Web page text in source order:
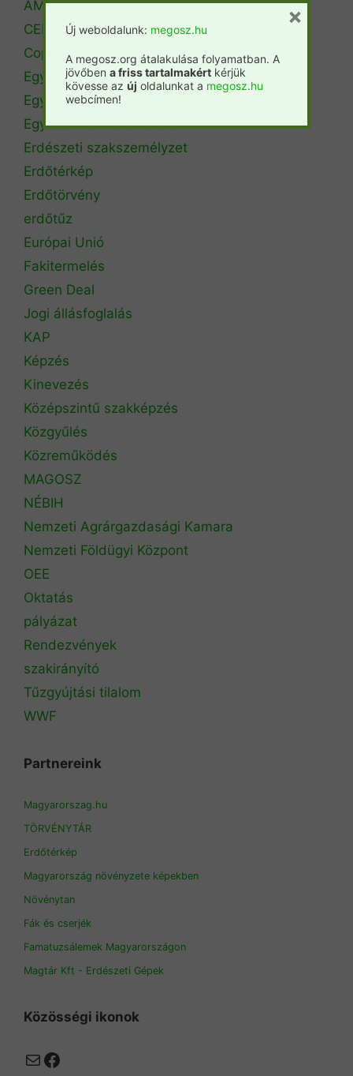
AM Erdőrendezési Főosztály
CEPF
Copa Cogeca
Egyéb
Egyetemi hírek
Egyetemi szintű oktatás
Erdészeti szakszemélyzet
Erdőtérkép
Erdőtörvény
erdőtűz
Európai Unió
Fakitermelés
Green Deal
Jogi állásfoglalás
KAP
Képzés
Kinevezés
Középszintű szakképzés
Közgyűlés
Közreműködés
MAGOSZ
NÉBIH
Nemzeti Agrárgazdasági Kamara
Nemzeti Földügyi Központ
OEE
Oktatás
pályázat
Rendezvények
szakirányító
Tűzgyújtási tilalom
WWF
Partnereink
Magyarorszag.hu
TÖRVÉNYTÁR
Erdőtérkép
Magyarország növényzete képekben
Növénytan
Fák és cserjék
Famatuzsálemek Magyarországon
Magtár Kft - Erdészeti Gépek
Közösségi ikonok
MailFacebook
Új weboldalunk: megosz.hu
A megosz.org átalakulása folyamatban. A
jövőben a friss tartalmakért kérjük
kövesse az új oldalunkat a megosz.hu
webcímen!
×